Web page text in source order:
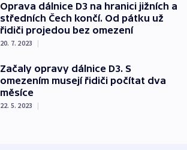
Oprava dálnice D3 na hranici jižních a
středních Čech končí. Od pátku už
řidiči projedou bez omezení
20. 7. 2023 |
Začaly opravy dálnice D3. S
omezením musejí řidiči počítat dva
měsíce
22. 5. 2023 |